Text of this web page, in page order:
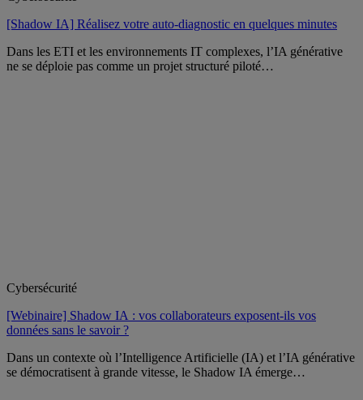
[Shadow IA] Réalisez votre auto-diagnostic en quelques minutes
Dans les ETI et les environnements IT complexes, l’IA générative
ne se déploie pas comme un projet structuré piloté…
Cybersécurité
[Webinaire] Shadow IA : vos collaborateurs exposent-ils vos
données sans le savoir ?
Dans un contexte où l’Intelligence Artificielle (IA) et l’IA générative
se démocratisent à grande vitesse, le Shadow IA émerge…